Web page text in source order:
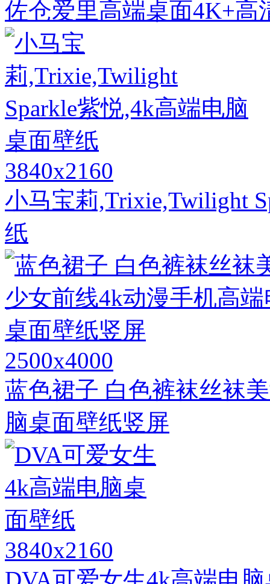
佐仓爱里高端桌面4K+高
3840x2160
小马宝莉,Trixie,Twilight
纸
2500x4000
蓝色裙子 白色裤袜丝袜
脑桌面壁纸竖屏
3840x2160